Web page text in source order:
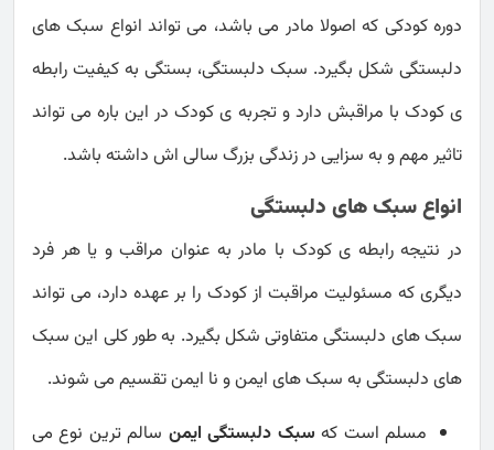
دوره کودکی که اصولا مادر می باشد، می تواند انواع سبک های
دلبستگی شکل بگیرد. سبک دلبستگی، بستگی به کیفیت رابطه
ی کودک با مراقبش دارد و تجربه ی کودک در این باره می تواند
تاثیر مهم و به سزایی در زندگی بزرگ سالی اش داشته باشد.
انواع سبک های دلبستگی
در نتیجه رابطه ی کودک با مادر به عنوان مراقب و یا هر فرد
دیگری که مسئولیت مراقبت از کودک را بر عهده دارد، می تواند
سبک های دلبستگی متفاوتی شکل بگیرد. به طور کلی این سبک
های دلبستگی به سبک های ایمن و نا ایمن تقسیم می شوند.
مسلم است که سبک دلبستگی ایمن سالم ترین نوع می